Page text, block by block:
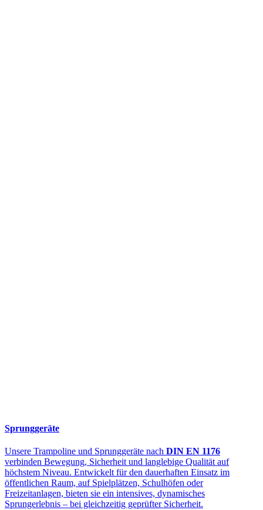
Sprunggeräte
Unsere Trampoline und Sprunggeräte nach DIN EN 1176
verbinden Bewegung, Sicherheit und langlebige Qualität auf
höchstem Niveau. Entwickelt für den dauerhaften Einsatz im
öffentlichen Raum, auf Spielplätzen, Schulhöfen oder
Freizeitanlagen, bieten sie ein intensives, dynamisches
Sprungerlebnis – bei gleichzeitig geprüfter Sicherheit.